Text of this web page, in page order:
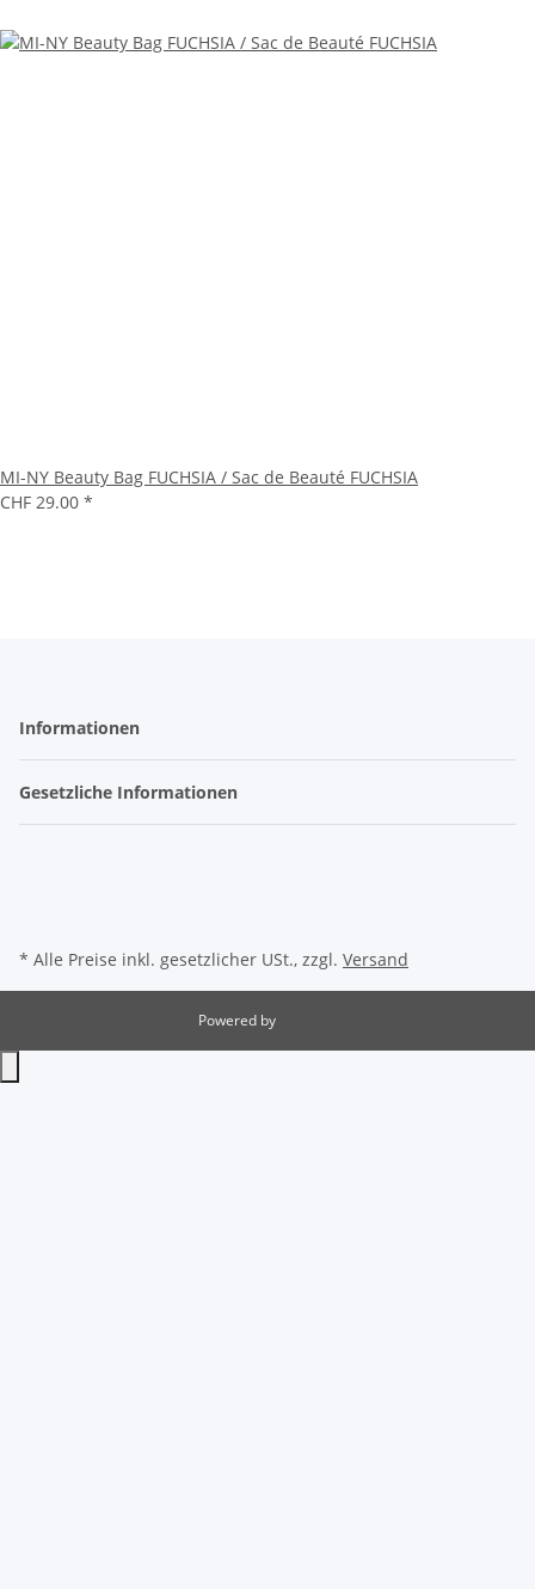
MI-NY Beauty Bag FUCHSIA / Sac de Beauté FUCHSIA
CHF 29.00 *
Informationen
Gesetzliche Informationen
* Alle Preise inkl. gesetzlicher USt., zzgl. Versand
Powered by